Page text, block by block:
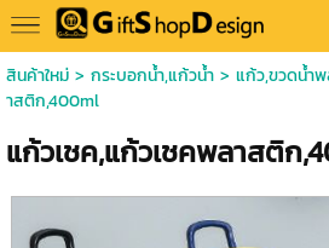
สินค้าใหม่> กระบอกน้ำ,แก้วน้ำ> แก้ว,ขวดน้ำ
าสติก,400ml
แก้วเชค,แก้วเชคพลาสติก